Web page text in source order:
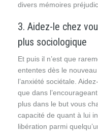
divers mémoires
3. Aidez-le chez
plus sociologique
Et puis il n’est que
ententes dès le
l’anxiété sociétale.
que dans
plus dans le but vous
capacité de quant à lui
libération parmi